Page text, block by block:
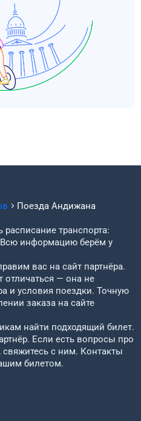
Поезда Андижана
транспорта:
Всю информацию берём у
вас на сайт партнёра.
отличаться — она не
и условия поездки. Точную
заказа на сайте
найти подходящий билет.
Если есть вопросы про
свяжитесь с ним. Контакты
билетом.